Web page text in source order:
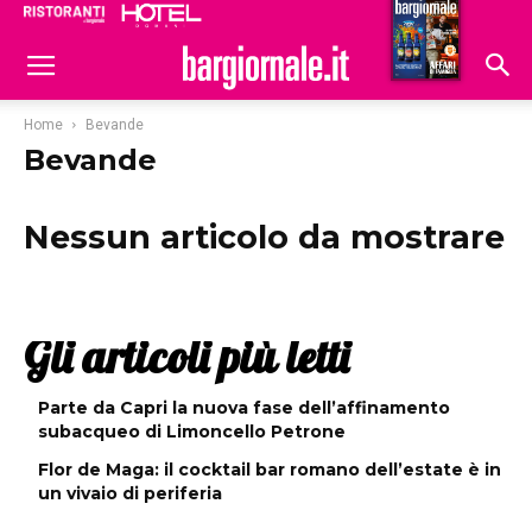
Hoteldomani
Home Bevande
Bevande
Nessun articolo da mostrare
Gli articoli più letti
Parte da Capri la nuova fase dell’affinamento
subacqueo di Limoncello Petrone
Flor de Maga: il cocktail bar romano dell’estate è in
un vivaio di periferia